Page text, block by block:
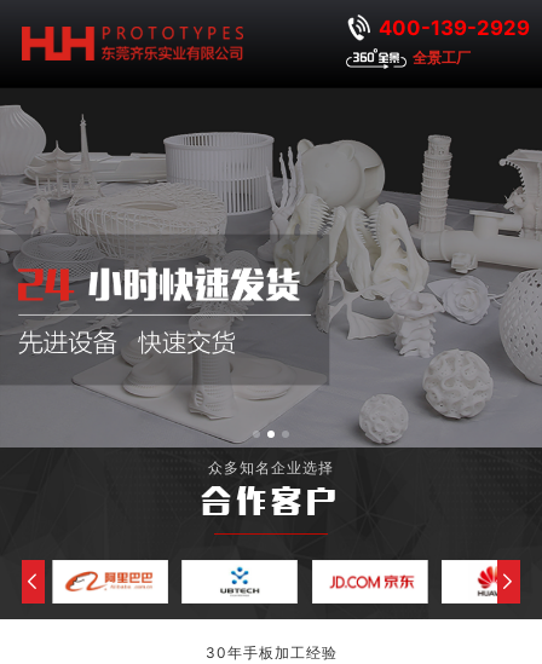
400-139-2929
全景工厂
众多知名企业选择
合作客户
30年手板加工经验